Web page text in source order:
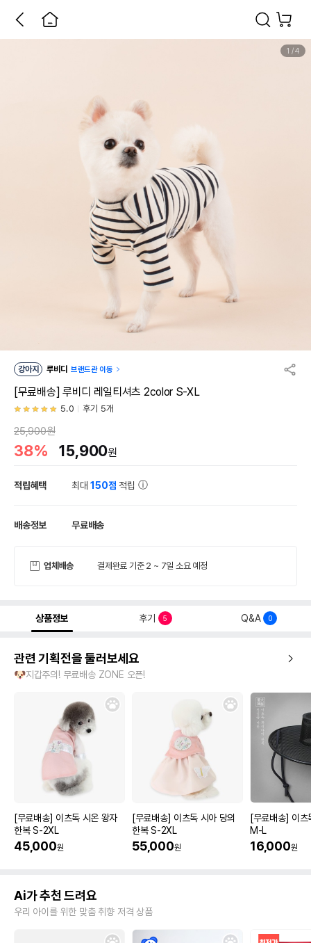
1 /4
강아지 루비디 브랜드관 이동
[무료배송] 루비디 레일티셔츠 2color S-XL
5.0 후기 5개
25,900원
38% 15,900원
적립혜택 최대150점 적립
배송정보 무료배송
업체배송 결제완료 기준 2 ~ 7일 소요 예정
상품정보 후기 5 Q&A 0
관련 기획전을 둘러보세요
🐶지갑주의! 무료배송 ZONE 오픈!
[무료배송] 이츠독 시온 왕자
한복 S-2XL
45,000원
[무료배송] 이츠독 시아 당의
한복 S-2XL
55,000원
[무료배송] 이츠
M-L
16,000원
Ai가 추천 드려요
우리 아이를 위한 맞춤 취향 저격 상품